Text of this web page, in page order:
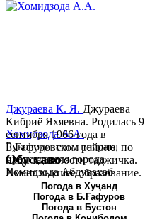
Хомидзода А.А.
Руководитель аппарата
председателя города
Хомидзода Абдувахоб
Абдумаджид родился 8
июня 1978 года в городе
Худжанде. По
Джураева К. Я. Джураева
Кибриё Яхяевна. Родилась 9
сентября 1966 года в
Б.Гафуровском районе, по
национальности таджичка.
Имеет высшее образование.
В 1997 ...
Обу хаво
Погода в Хуҷанд
Погода в Б.Ғафуров
Погода в Бустон